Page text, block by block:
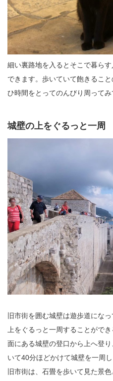
細い裏路地を入るとそこで暮ら
できます。歩いていて飽きるこ
ひ時間をとってのんびり周ってみ
城壁の上をぐるっと一周
旧市街を囲む城壁は遊歩道にな
上をぐるっと一周することがで
面にある城壁の登口から上へ登
いて40分ほどかけて城壁を一周
旧市街は、石畳を歩いて見た景